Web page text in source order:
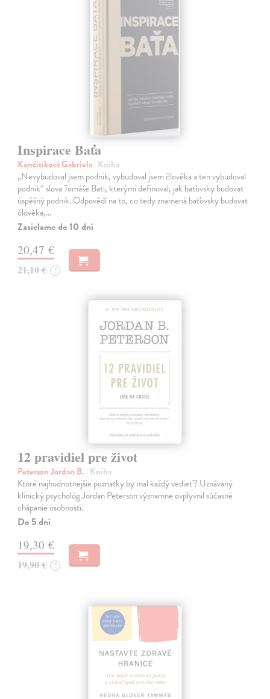
Inspirace Baťa
Končitíková Gabriela| Kniha
„Nevybudoval jsem podnik, vybudoval jsem člověka a ten vybudoval
podnik“ slova Tomáše Bati, kterými definoval, jak baťovsky budovat
úspěšný podnik. Odpovědí na to, co tedy znamená baťovsky budovat
člověka,…
Zasielame do 10 dní
20,47 €
21,10 € ?
12 pravidiel pre život
Peterson Jordan B. | Kniha
Ktoré najhodnotnejšie poznatky by mal každý vedieť? Uznávaný
klinický psychológ Jordan Peterson významne ovplyvnil súčasné
chápanie osobnosti.
Do 5 dní
19,30 €
19,90 € ?